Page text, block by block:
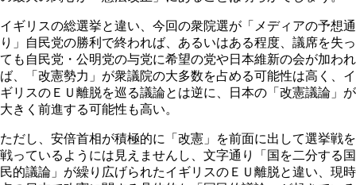
イギリスの総選挙と違い、今回の衆院選が「メディアの予想通
り」自民党の勝利で終われば、あるいはある程度、議席を失っ
ても自民党・公明党の与党に希望の党や日本維新の会が加われ
ば、「改憲勢力」が衆議院の大多数を占める可能性は高く、イ
ギリスのＥＵ離脱を巡る議論とは逆に、日本の「改憲議論」が
大きく前進する可能性も高い。
ただし、安倍首相が積極的に「改憲」を前面に出して選挙戦を
戦っているようには見えませんし、文字通り「国を二分する国
民的議論」が繰り広げられたイギリスのＥＵ離脱と違い、現時